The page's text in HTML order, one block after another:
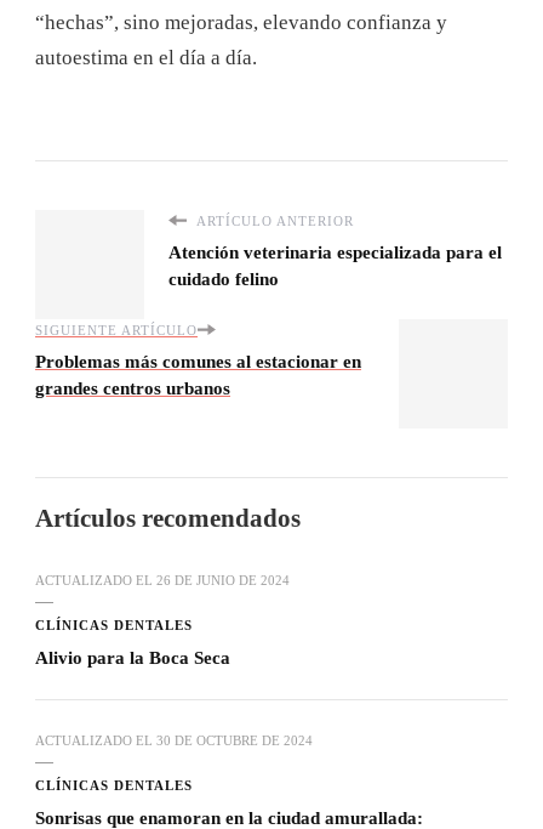
“hechas”, sino mejoradas, elevando confianza y
autoestima en el día a día.
ARTÍCULO ANTERIOR
Atención veterinaria especializada para el
cuidado felino
SIGUIENTE ARTÍCULO
Problemas más comunes al estacionar en
grandes centros urbanos
Artículos recomendados
ACTUALIZADO EL 26 DE JUNIO DE 2024
CLÍNICAS DENTALES
Alivio para la Boca Seca
ACTUALIZADO EL 30 DE OCTUBRE DE 2024
CLÍNICAS DENTALES
Sonrisas que enamoran en la ciudad amurallada: